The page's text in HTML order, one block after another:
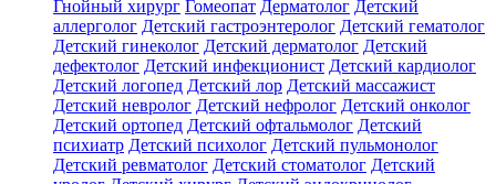
Гнойный хирург Гомеопат Дерматолог Детский
аллерголог Детский гастроэнтеролог Детский гематолог
Детский гинеколог Детский дерматолог Детский
дефектолог Детский инфекционист Детский кардиолог
Детский логопед Детский лор Детский массажист
Детский невролог Детский нефролог Детский онколог
Детский ортопед Детский офтальмолог Детский
психиатр Детский психолог Детский пульмонолог
Детский ревматолог Детский стоматолог Детский